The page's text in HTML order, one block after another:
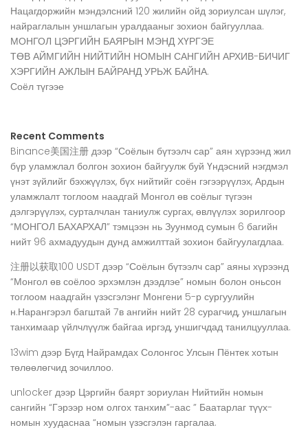
Нацагдоржийн мэндэлсний 120 жилийн ойд зориулсан шүлэг,
найраглалын уншлагын уралдааныг зохион байгууллаа.
МОНГОЛ ЦЭРГИЙН БАЯРЫН МЭНД ХҮРГЭЕ
ТӨВ АЙМГИЙН НИЙТИЙН НОМЫН САНГИЙН АРХИВ-БИЧИГ
ХЭРГИЙН АЖЛЫН БАЙРАНД УРЬЖ БАЙНА.
Соёл түгээе
Recent Comments
Binance美国注册 дээр “Соёлын бүтээлч сар” аян хүрээнд жил
бүр уламжлал болгон зохион байгуулж буй Үндэсний нэгдмэл
үнэт зүйлийг бэхжүүлэх, бүх нийтийг соён гэгээрүүлэх, Ардын
уламжлалт тоглоом наадгай Монгол өв соёлыг түгээн
дэлгэрүүлэх, сурталчлан таниулж сургах, өвлүүлэх зорилгоор
“МОНГОЛ БАХАРХАЛ” тэмцээн нь Зуунмод сумын 6 багийн
нийт 96 ахмадуудын дунд амжилттай зохион байгуулагдлаа.
注册以获取100 USDT дээр “Соёлын бүтээлч сар” аяны хүрээнд
“Монгол өв соёлоо эрхэмлэн дээдлэе” номын болон оньсон
тоглоом наадгайн үзэсгэлэнг Монгени 5-р сургуулийн
н.Нарангэрэл багштай 7в ангийн нийт 28 сурагчид, уншлагын
танхимаар үйлчлүүлж байгаа иргэд, уншигчдад танилцууллаа.
13wim дээр Бүгд Найрамдах Солонгос Улсын Пёнтек хотын
төлөөлөгчид зочиллоо.
unlocker дээр Цэргийн баярт зориулан Нийтийн номын
сангийн “Гэрээр ном олгох танхим”-аас ” Баатарлаг түүх-
номын хуудаснаа “номын үзэсгэлэн гаргалаа.